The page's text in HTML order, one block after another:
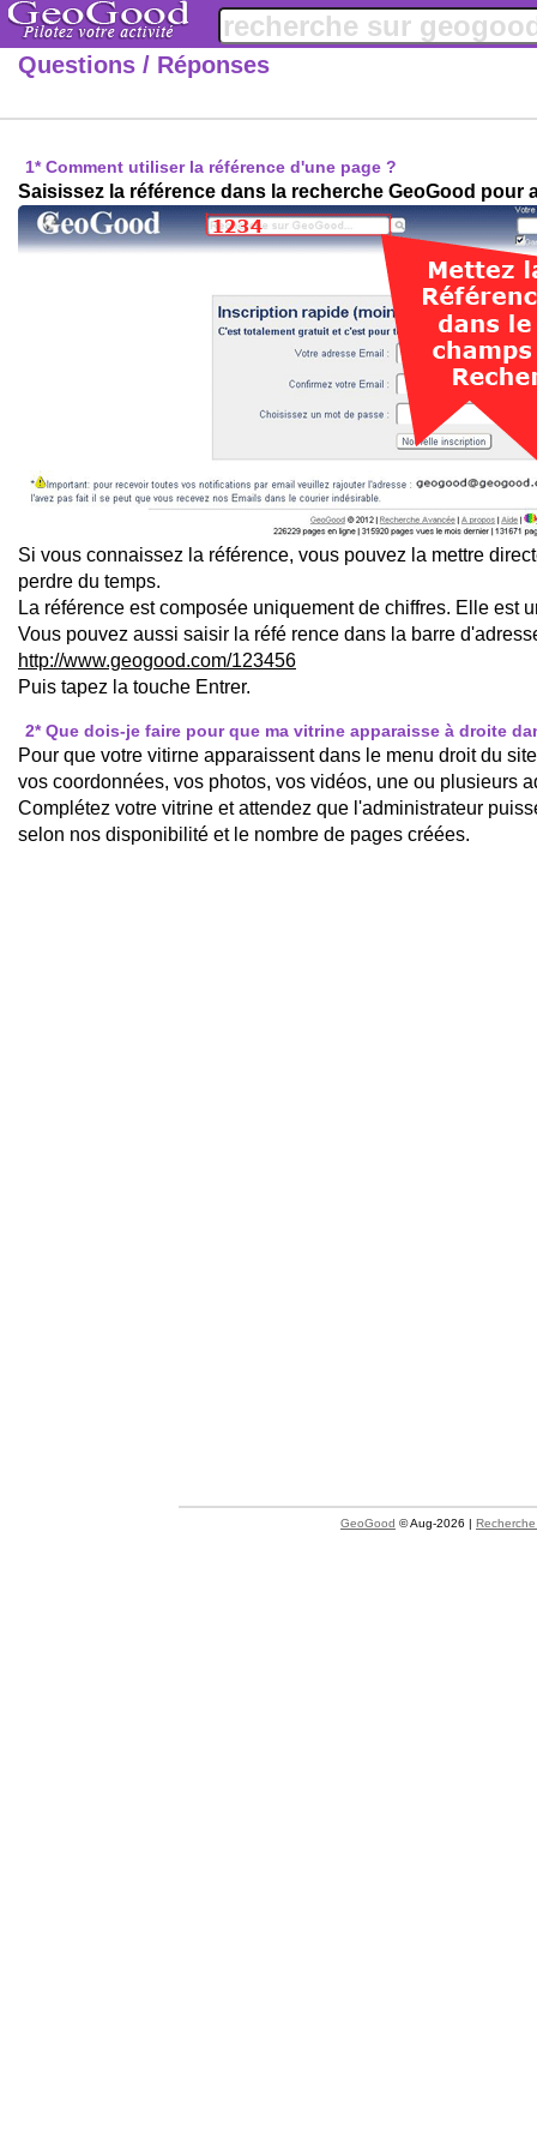
Questions / Réponses
1* Comment utiliser la référence d'une page ?
Saisissez la référence dans la recherche GeoGood pour
Si vous connaissez la référence, vous pouvez la mettre
perdre du temps.
La référence est composée uniquement de chiffres. Elle est
Vous pouvez aussi saisir la réfé rence dans la barre
http://www.geogood.com/123456
Puis tapez la touche Entrer.
2* Que dois-je faire pour que ma vitrine apparaisse à droite
Pour que votre vitirne apparaissent dans le menu droit du
vos coordonnées, vos photos, vos vidéos, une ou plusieurs
Complétez votre vitrine et attendez que l'administrateur
selon nos disponibilité et le nombre de pages créées.
GeoGood © Aug-2026 |